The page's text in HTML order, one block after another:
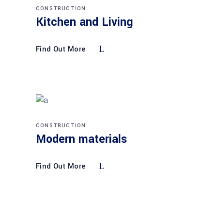
CONSTRUCTION
Kitchen and Living
Find Out More
CONSTRUCTION
Modern materials
Find Out More